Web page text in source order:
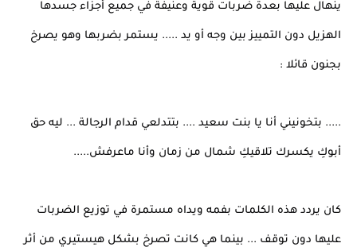
ينهال عليها بعدة ضربات قوية وعنيفة في جميع أجزاء جسدها
الهزيل دون التمييز بين وجه أو يد ..... يستمر بضربها وهو يصرخ
بجنون قائلا :
..... بتخونيني أنا يا بنت سعيد .... بتتدلعي قدام الرجالة ... ليه حق
أبوكِ يكسرك تلاقيكِ شمال من زمان وأنا ماعرفش.....
كان يردد هذه الكلمات بفمه ويداه مستمرة في توزيع الضربات
عليها دون توقف ... بينما هي كانت تصرخ بشكل هيستيري من أثر